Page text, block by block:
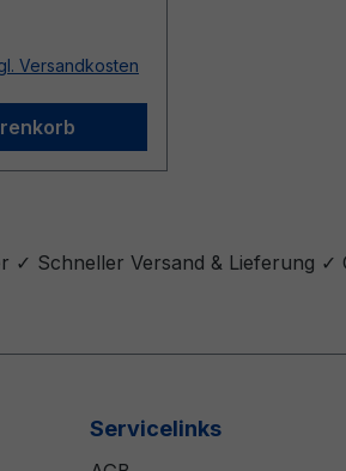
Versandkosten
✓ Schneller Versand & Lieferung ✓
Servicelinks